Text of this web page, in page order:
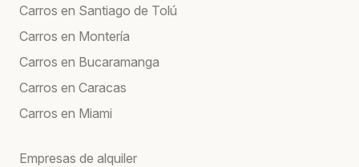
Carros en Santiago de Tolú
Carros en Montería
Carros en Bucaramanga
Carros en Caracas
Carros en Miami
Empresas de alquiler